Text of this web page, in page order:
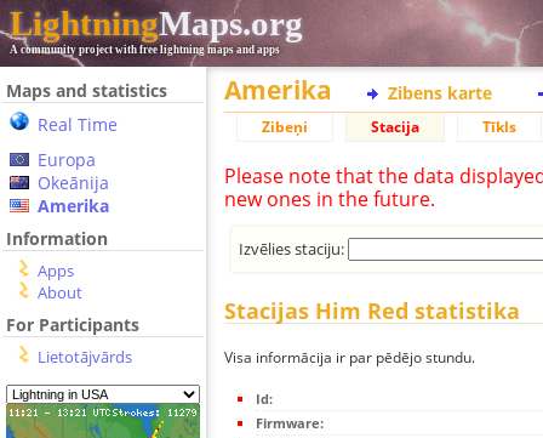
LightningMaps.org
A community project with free lightning maps and apps
Maps and statistics
Real Time
Europa
Okeānija
Amerika
Information
Apps
About
For Participants
Lietotājvārds
Amerika Zibens karte
Zibeņi Stacija Tīkls
Please note that the data
new ones in the future.
Izvēlies staciju:
Stacijas Him Red statistika
Visa informācija ir par pēdējo stundu.
Id:
Firmware: